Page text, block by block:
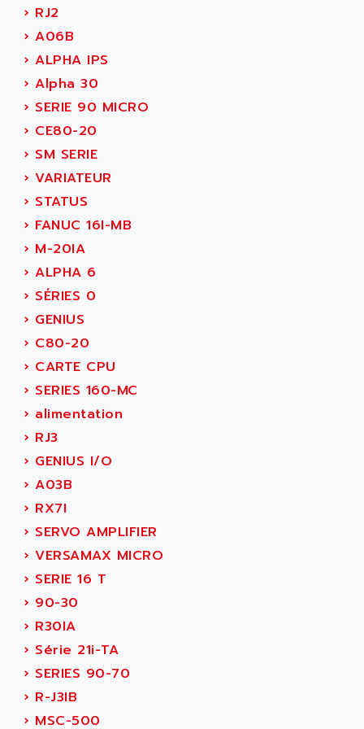
SMARTDRIVE VF1000
NUMECOR
MINICOR
631
DBS
CQM1H
ESG
TP27
MOVIDRIVE
MDS
COMBIVERT
COMBIVERT S4
VSF
TI-305
DIAS
SMTBSI
DPH
STATOVAR
UCD
SINUMERIK 820
SIMOREG K
ALIMENTATION
IRT
DIGIPLAN
TPD32
ZELIO
SIMATIC S5-95F
NUM 1040
AMX
ANAHEIM AUTOMATION
ANALOG
ANALOG DEVICES
ANALOGIC
ANALOX
ANATEL
ANCA
ANCAR
ANDERS ELECTRONICS
ANDERSON POWER PRODUCTS
ANDERSON-NEGELE
ANDRON
ANELEC
ANILAM
ANIME
ANIOS
ANKER
ANRITSU
ANS
ANSALDO
ANSELL
ANSMANN
ANSYCO
ANTEC
ANTEK INSTRUMENTS
ANUVA TECHNOLOGIES
ANYBUS
AOIP
› RJ2
› A06B
› ALPHA IPS
› Alpha 30
› SERIE 90 MICRO
› CE80-20
› SM SERIE
› VARIATEUR
› STATUS
› FANUC 16I-MB
› M-20IA
› ALPHA 6
› SÉRIES 0
› GENIUS
› C80-20
› CARTE CPU
› SERIES 160-MC
› alimentation
› RJ3
› GENIUS I/O
› A03B
› RX7I
› SERVO AMPLIFIER
› VERSAMAX MICRO
› SERIE 16 T
› 90-30
› R30IA
› Série 21i-TA
› SERIES 90-70
› R-J3IB
› MSC-500